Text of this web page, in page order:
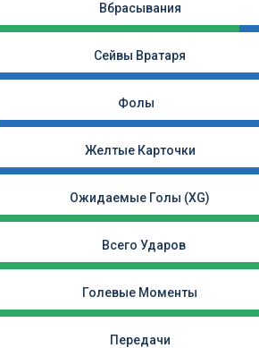
Вбрасывания
Сейвы Вратаря
Фолы
Желтые Карточки
Ожидаемые Голы (xG)
Всего Ударов
Голевые Моменты
Передачи